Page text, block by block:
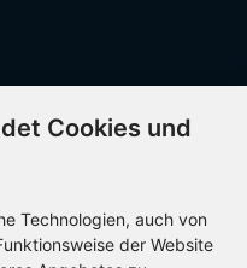
Cookies und
Technologien, auch von
der Website